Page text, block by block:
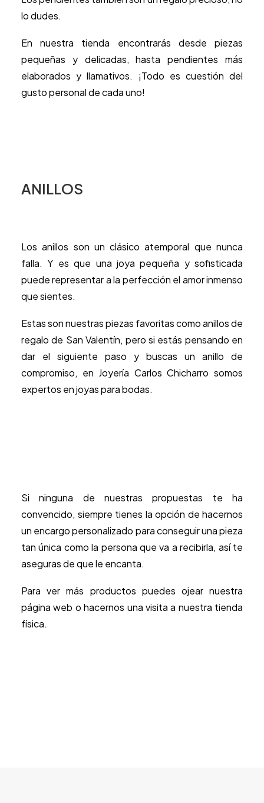
lo dudes.
En nuestra tienda encontrarás desde piezas
pequeñas y delicadas, hasta pendientes más
elaborados y llamativos. ¡Todo es cuestión del
gusto personal de cada uno!
ANILLOS
Los anillos son un clásico atemporal que nunca
falla. Y es que una joya pequeña y sofisticada
puede representar a la perfección el amor inmenso
que sientes.
Estas son nuestras piezas favoritas como anillos de
regalo de San Valentín, pero si estás pensando en
dar el siguiente paso y buscas un anillo de
compromiso, en Joyería Carlos Chicharro somos
expertos en joyas para bodas.
Si ninguna de nuestras propuestas te ha
convencido, siempre tienes la opción de hacernos
un encargo personalizado para conseguir una pieza
tan única como la persona que va a recibirla, así te
aseguras de que le encanta.
Para ver más productos puedes ojear nuestra
página web o hacernos una visita a nuestra tienda
física.